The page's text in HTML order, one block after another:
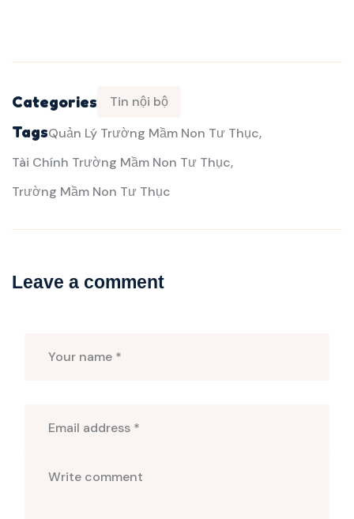
Categories Tin nội bộ
TagsQuản Lý Trường Mầm Non Tư Thục
Tài Chính Trường Mầm Non Tư Thục
Trường Mầm Non Tư Thục
Leave a comment